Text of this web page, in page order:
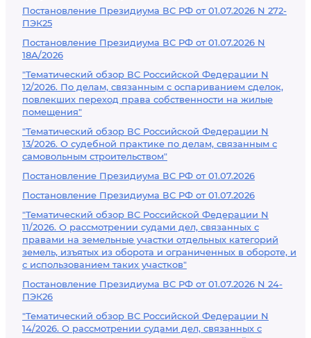
Постановление Президиума ВС РФ от 01.07.2026 N 272-
ПЭК25
Постановление Президиума ВС РФ от 01.07.2026 N
18А/2026
"Тематический обзор ВС Российской Федерации N
12/2026. По делам, связанным с оспариванием сделок,
повлекших переход права собственности на жилые
помещения"
"Тематический обзор ВС Российской Федерации N
13/2026. О судебной практике по делам, связанным с
самовольным строительством"
Постановление Президиума ВС РФ от 01.07.2026
Постановление Президиума ВС РФ от 01.07.2026
"Тематический обзор ВС Российской Федерации N
11/2026. О рассмотрении судами дел, связанных с
правами на земельные участки отдельных категорий
земель, изъятых из оборота и ограниченных в обороте, и
с использованием таких участков"
Постановление Президиума ВС РФ от 01.07.2026 N 24-
ПЭК26
"Тематический обзор ВС Российской Федерации N
14/2026. О рассмотрении судами дел, связанных с